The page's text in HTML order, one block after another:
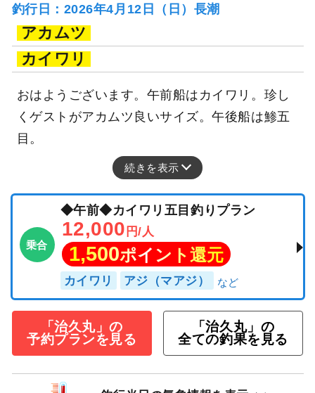
釣行日：2026年4月12日（日）長潮
アカムツ
カイワリ
おはようございます。午前船はカイワリ。珍し
くゲストがアカムツ良いサイズ。午後船は鯵五
目。
続きを表示
乗合
◆午前◆カイワリ五目釣りプラン
12,000 円/人
1,500ポイント還元
カイワリ アジ（マアジ）
「治久丸」の
予約プランを見る
「治久丸」の
全ての釣果を見る